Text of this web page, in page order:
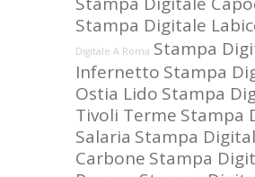
Stampa Digitale
Digitale A Roma Stampa
Infernetto Stampa
Ostia Lido Stampa
Tivoli Terme Stampa
Salaria Stampa
Carbone Stampa